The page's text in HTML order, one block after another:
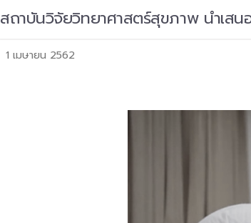
สถาบันวิจัยวิทยาศาสตร์สุขภาพ นำเสน
1 เมษายน 2562